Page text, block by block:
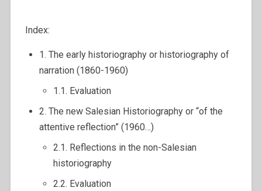
Index:
1. The early historiography or historiography of
narration (1860-1960)
1.1. Evaluation
2. The new Salesian Historiography or “of the
attentive reflection” (1960…)
2.1. Reflections in the non-Salesian
historiography
2.2. Evaluation